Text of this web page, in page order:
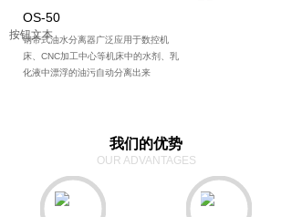
OS-50
钢带式油水分离器广泛应用于数控机
床、CNC加工中心等机床中的水剂、乳
化液中漂浮的油污自动分离出来
按钮文本
我们的优势
OUR ADVANTAGES